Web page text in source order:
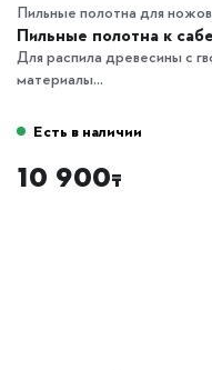
Пильные полотна для
Пильные полотна к
Для распила древесины с
материалы...
Есть в наличии
10 900₸